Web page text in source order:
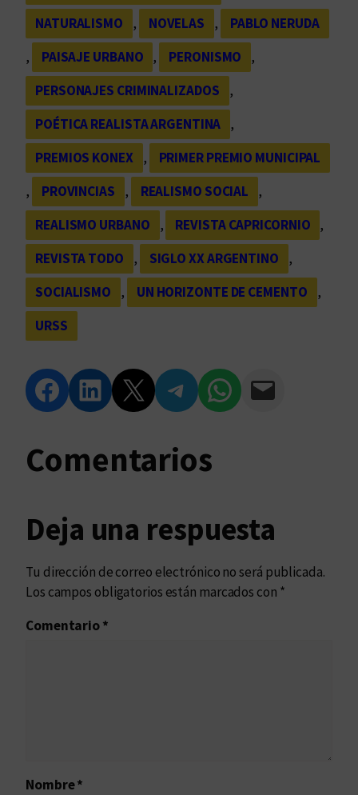
NATURALISMO
, NOVELAS ,
PABLO NERUDA
,
PAISAJE URBANO , PERONISMO
,
PERSONAJES CRIMINALIZADOS
,
POÉTICA REALISTA ARGENTINA
,
PREMIOS KONEX
,
PRIMER PREMIO MUNICIPAL
,
PROVINCIAS , REALISMO SOCIAL
,
REALISMO URBANO
, REVISTA CAPRICORNIO
,
REVISTA TODO
, SIGLO XX ARGENTINO
,
SOCIALISMO
, UN HORIZONTE DE CEMENTO
,
URSS
Compartir en Facebook Compartir en LinkedIn Compartir en Twitter Compartir en Telegram Compartir en WhatsApp Compartir vía Email
Comentarios
Deja una respuesta
Tu dirección de correo electrónico no será publicada.
Los campos obligatorios están marcados con *
Comentario*
Nombre*